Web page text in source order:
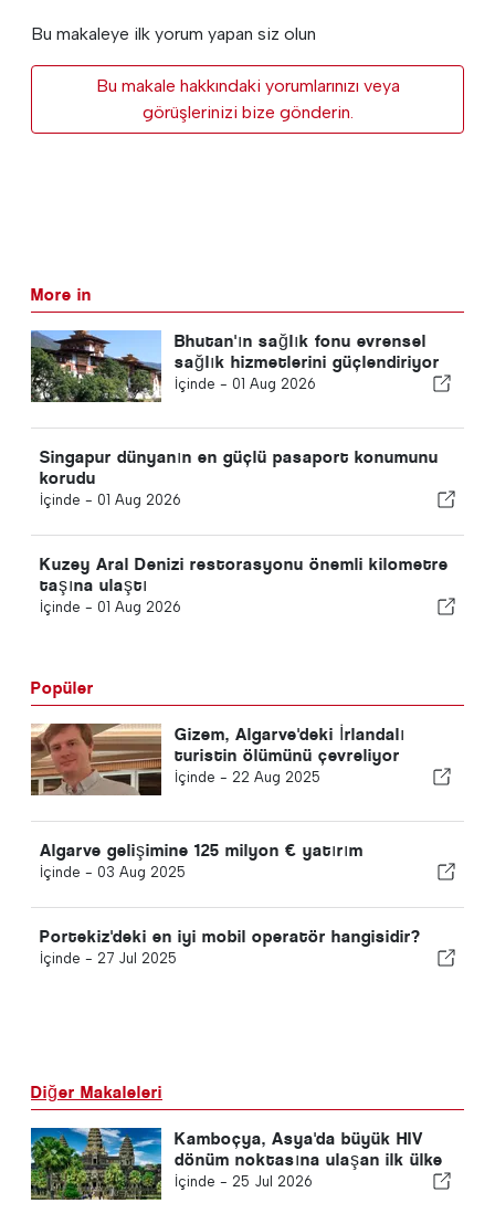
Bu makaleye ilk yorum yapan siz olun
Bu makale hakkındaki yorumlarınızı veya
görüşlerinizi bize gönderin.
More in
Bhutan'ın sağlık fonu evrensel
sağlık hizmetlerini güçlendiriyor
İçinde - 01 Aug 2026
Singapur dünyanın en güçlü pasaport konumunu
korudu
İçinde - 01 Aug 2026
Kuzey Aral Denizi restorasyonu önemli kilometre
taşına ulaştı
İçinde - 01 Aug 2026
Popüler
Gizem, Algarve'deki İrlandalı
turistin ölümünü çevreliyor
İçinde - 22 Aug 2025
Algarve gelişimine 125 milyon € yatırım
İçinde - 03 Aug 2025
Portekiz'deki en iyi mobil operatör hangisidir?
İçinde - 27 Jul 2025
Diğer Makaleleri
Kamboçya, Asya'da büyük HIV
dönüm noktasına ulaşan ilk ülke
İçinde - 25 Jul 2026